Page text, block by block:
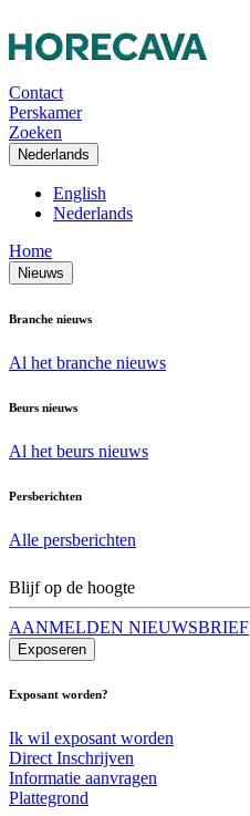
Contact
Perskamer
Zoeken
Nederlands
English
Nederlands
Home
Nieuws
Branche nieuws
Al het branche nieuws
Beurs nieuws
Al het beurs nieuws
Persberichten
Alle persberichten
Blijf op de hoogte
AANMELDEN NIEUWSBRIEF
Exposeren
Exposant worden?
Ik wil exposant worden
Direct Inschrijven
Informatie aanvragen
Plattegrond